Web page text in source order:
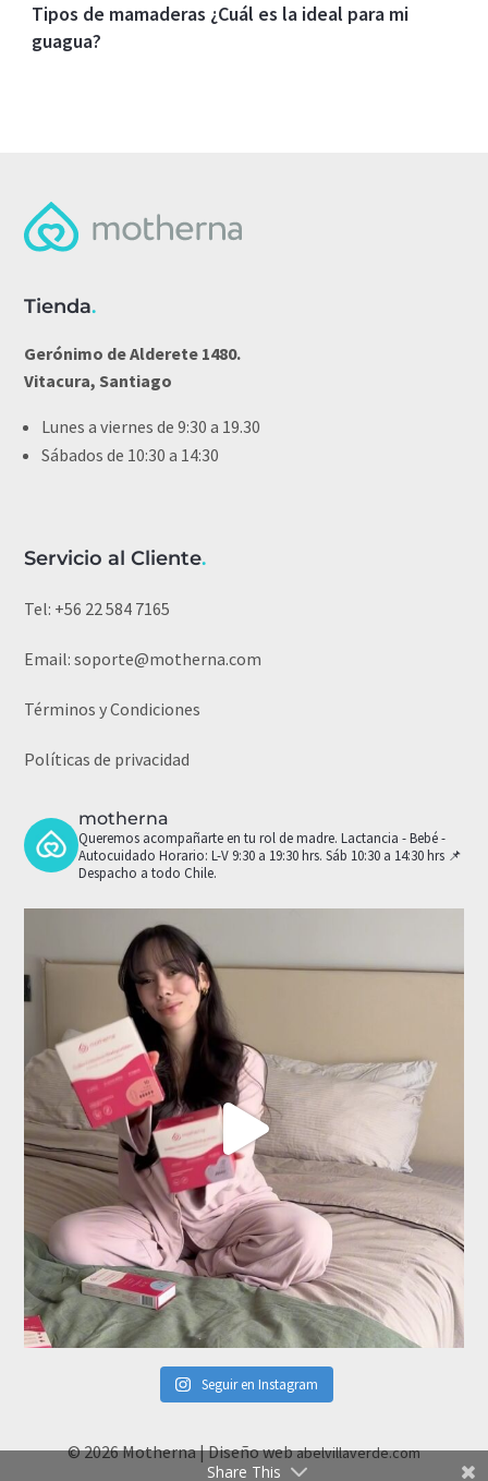
Tipos de mamaderas ¿Cuál es la ideal para mi
guagua?
Tienda.
Gerónimo de Alderete 1480.
Vitacura, Santiago
Lunes a viernes de 9:30 a 19.30
Sábados de 10:30 a 14:30
Servicio al Cliente.
Tel: +56 22 584 7165
Email:soporte@motherna.com
Términos y Condiciones
Políticas de privacidad
motherna
Queremos acompañarte en tu rol de madre. Lactancia - Bebé -
Autocuidado Horario: L-V 9:30 a 19:30 hrs. Sáb 10:30 a 14:30 hrs 📌
Despacho a todo Chile.
Seguir en Instagram
© 2026 Motherna | Diseño webabelvillaverde.com
Share This